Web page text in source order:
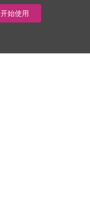
开始使用